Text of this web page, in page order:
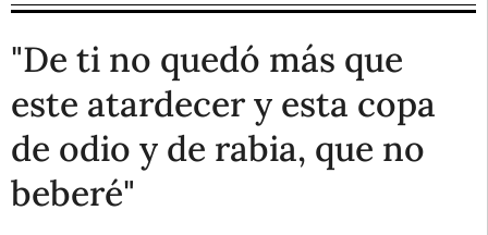
"De ti no quedó más que
este atardecer y esta copa
de odio y de rabia, que no
beberé"